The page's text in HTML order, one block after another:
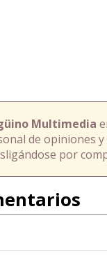
Multimedia
de opiniones
por